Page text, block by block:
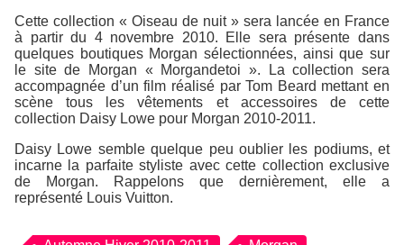
Cette collection « Oiseau de nuit » sera lancée en France
à partir du 4 novembre 2010. Elle sera présente dans
quelques boutiques Morgan sélectionnées, ainsi que sur
le site de Morgan « Morgandetoi ». La collection sera
accompagnée d’un film réalisé par Tom Beard mettant en
scène tous les vêtements et accessoires de cette
collection Daisy Lowe pour Morgan 2010-2011.
Daisy Lowe semble quelque peu oublier les podiums, et
incarne la parfaite styliste avec cette collection exclusive
de Morgan. Rappelons que dernièrement, elle a
représenté Louis Vuitton.